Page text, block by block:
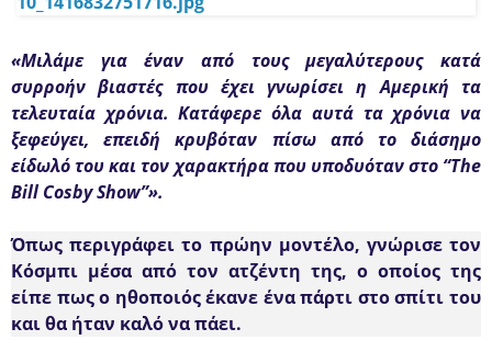
«Μιλάμε για έναν από τους μεγαλύτερους κατά
συρροήν βιαστές που έχει γνωρίσει η Αμερική τα
τελευταία χρόνια. Κατάφερε όλα αυτά τα χρόνια να
ξεφεύγει, επειδή κρυβόταν πίσω από το διάσημο
είδωλό του και τον χαρακτήρα που υποδυόταν στο “The
Bill Cosby Show”».
Όπως περιγράφει το πρώην μοντέλο, γνώρισε τον
Κόσμπι μέσα από τον ατζέντη της, ο οποίος της
είπε πως ο ηθοποιός έκανε ένα πάρτι στο σπίτι του
και θα ήταν καλό να πάει.